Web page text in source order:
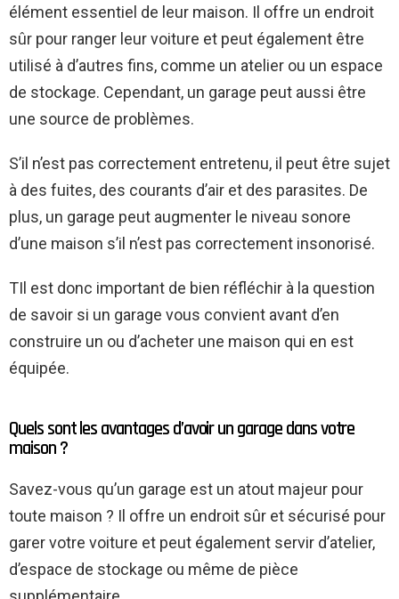
élément essentiel de leur maison. Il offre un endroit
sûr pour ranger leur voiture et peut également être
utilisé à d’autres fins, comme un atelier ou un espace
de stockage. Cependant, un garage peut aussi être
une source de problèmes.
S’il n’est pas correctement entretenu, il peut être sujet
à des fuites, des courants d’air et des parasites. De
plus, un garage peut augmenter le niveau sonore
d’une maison s’il n’est pas correctement insonorisé.
TIl est donc important de bien réfléchir à la question
de savoir si un garage vous convient avant d’en
construire un ou d’acheter une maison qui en est
équipée.
Quels sont les avantages d’avoir un garage dans votre
maison ?
Savez-vous qu’un garage est un atout majeur pour
toute maison ? Il offre un endroit sûr et sécurisé pour
garer votre voiture et peut également servir d’atelier,
d’espace de stockage ou même de pièce